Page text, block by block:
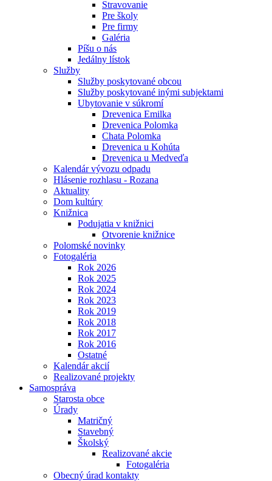
Stravovanie
Pre školy
Pre firmy
Galéria
Píšu o nás
Jedálny lístok
Služby
Služby poskytované obcou
Služby poskytované inými subjektami
Ubytovanie v súkromí
Drevenica Emilka
Drevenica Polomka
Chata Polomka
Drevenica u Kohúta
Drevenica u Medveďa
Kalendár vývozu odpadu
Hlásenie rozhlasu - Rozana
Aktuality
Dom kultúry
Knižnica
Podujatia v knižnici
Otvorenie knižnice
Polomské novinky
Fotogaléria
Rok 2026
Rok 2025
Rok 2024
Rok 2023
Rok 2019
Rok 2018
Rok 2017
Rok 2016
Ostatné
Kalendár akcií
Realizované projekty
Samospráva
Starosta obce
Úrady
Matričný
Stavebný
Školský
Realizované akcie
Fotogaléria
Obecný úrad kontakty